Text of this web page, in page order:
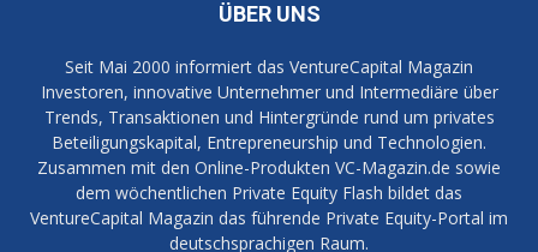
ÜBER UNS
Seit Mai 2000 informiert das VentureCapital Magazin
Investoren, innovative Unternehmer und Intermediäre über
Trends, Transaktionen und Hintergründe rund um privates
Beteiligungskapital, Entrepreneurship und Technologien.
Zusammen mit den Online-Produkten VC-Magazin.de sowie
dem wöchentlichen Private Equity Flash bildet das
VentureCapital Magazin das führende Private Equity-Portal im
deutschsprachigen Raum.